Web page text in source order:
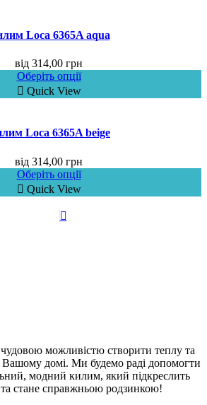
Loca 6365A aqua
від 314,00 грн
Оберіть опції
Quick View
Loca 6365A beige
від 314,00 грн
Оберіть опції
Quick View
можливістю створити теплу та
домі. Ми будемо раді допомогти
модний килим, який підкреслить
стане справжньою родзинкою!